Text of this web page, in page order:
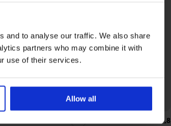
and to analyse our traffic. We also share
partners who may combine it with
use of their services.
Allow all
Bestseller
4,8